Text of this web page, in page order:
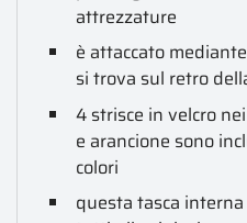
attrezzature
è attaccato
si trova sul retro
4 strisce in velcro
e arancione sono
colori
questa tasca